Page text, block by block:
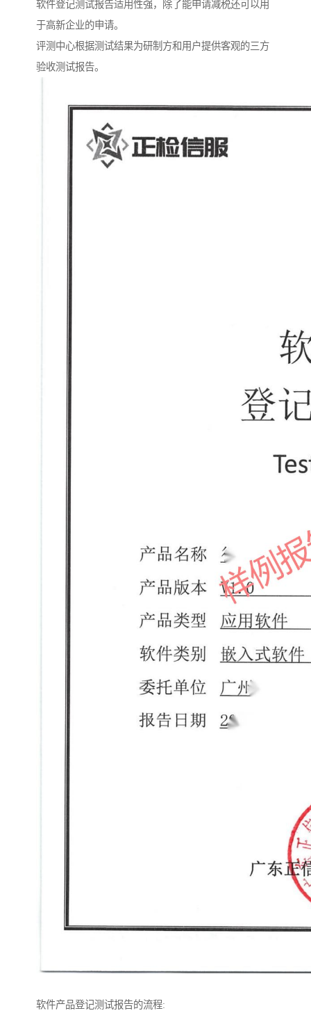
软件登记测试报告适用性强，除了能申请减税还可以用
于高新企业的申请。
评测中心根据测试结果为研制方和用户提供客观的三方
验收测试报告。
软件产品登记测试报告的流程: